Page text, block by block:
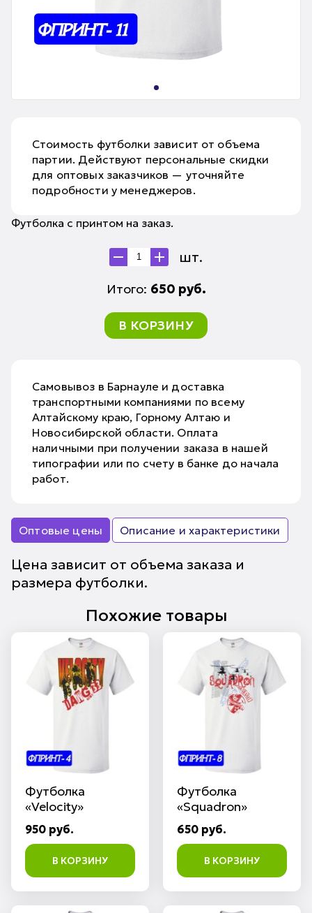
Стоимость футболки зависит от объема
партии. Действуют персональные скидки
для оптовых заказчиков — уточняйте
подробности у менеджеров.
Футболка с принтом на заказ.
шт.
Итого: 650 руб.
В КОРЗИНУ
Самовывоз в Барнауле и доставка
транспортными компаниями по всему
Алтайскому краю, Горному Алтаю и
Новосибирской области. Оплата
наличными при получении заказа в нашей
типографии или по счету в банке до начала
работ.
Оптовые цены Описание и характеристики
Цена зависит от объема заказа и
размера футболки.
Похожие товары
Футболка
«Velocity»
950 руб.
В КОРЗИНУ
Футболка
«Squadron»
650 руб.
В КОРЗИНУ